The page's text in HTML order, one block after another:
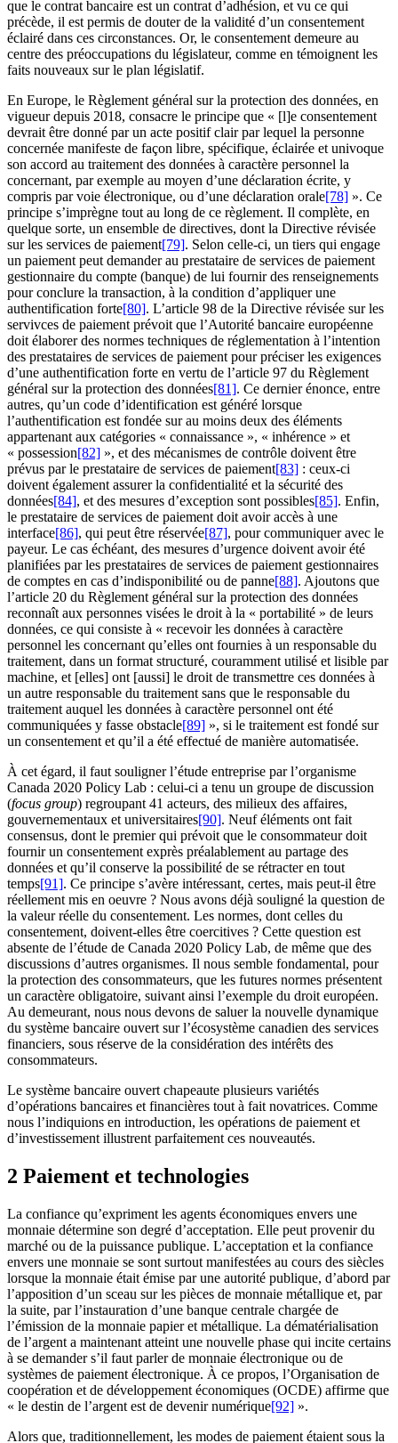
que le contrat bancaire est un contrat d’adhésion, et vu ce qui
précède, il est permis de douter de la validité d’un consentement
éclairé dans ces circonstances. Or, le consentement demeure au
centre des préoccupations du législateur, comme en témoignent les
faits nouveaux sur le plan législatif.
En Europe, le Règlement général sur la protection des données, en
vigueur depuis 2018, consacre le principe que « [l]e consentement
devrait être donné par un acte positif clair par lequel la personne
concernée manifeste de façon libre, spécifique, éclairée et univoque
son accord au traitement des données à caractère personnel la
concernant, par exemple au moyen d’une déclaration écrite, y
compris par voie électronique, ou d’une déclaration orale[78] ». Ce
principe s’imprègne tout au long de ce règlement. Il complète, en
quelque sorte, un ensemble de directives, dont la Directive révisée
sur les services de paiement[79]. Selon celle-ci, un tiers qui engage
un paiement peut demander au prestataire de services de paiement
gestionnaire du compte (banque) de lui fournir des renseignements
pour conclure la transaction, à la condition d’appliquer une
authentification forte[80]. L’article 98 de la Directive révisée sur les
servivces de paiement prévoit que l’Autorité bancaire européenne
doit élaborer des normes techniques de réglementation à l’intention
des prestataires de services de paiement pour préciser les exigences
d’une authentification forte en vertu de l’article 97 du Règlement
général sur la protection des données[81]. Ce dernier énonce, entre
autres, qu’un code d’identification est généré lorsque
l’authentification est fondée sur au moins deux des éléments
appartenant aux catégories « connaissance », « inhérence » et
« possession[82] », et des mécanismes de contrôle doivent être
prévus par le prestataire de services de paiement[83] : ceux-ci
doivent également assurer la confidentialité et la sécurité des
données[84], et des mesures d’exception sont possibles[85]. Enfin,
le prestataire de services de paiement doit avoir accès à une
interface[86], qui peut être réservée[87], pour communiquer avec le
payeur. Le cas échéant, des mesures d’urgence doivent avoir été
planifiées par les prestataires de services de paiement gestionnaires
de comptes en cas d’indisponibilité ou de panne[88]. Ajoutons que
l’article 20 du Règlement général sur la protection des données
reconnaît aux personnes visées le droit à la « portabilité » de leurs
données, ce qui consiste à « recevoir les données à caractère
personnel les concernant qu’elles ont fournies à un responsable du
traitement, dans un format structuré, couramment utilisé et lisible par
machine, et [elles] ont [aussi] le droit de transmettre ces données à
un autre responsable du traitement sans que le responsable du
traitement auquel les données à caractère personnel ont été
communiquées y fasse obstacle[89] », si le traitement est fondé sur
un consentement et qu’il a été effectué de manière automatisée.
À cet égard, il faut souligner l’étude entreprise par l’organisme
Canada 2020 Policy Lab : celui-ci a tenu un groupe de discussion
(focus group) regroupant 41 acteurs, des milieux des affaires,
gouvernementaux et universitaires[90]. Neuf éléments ont fait
consensus, dont le premier qui prévoit que le consommateur doit
fournir un consentement exprès préalablement au partage des
données et qu’il conserve la possibilité de se rétracter en tout
temps[91]. Ce principe s’avère intéressant, certes, mais peut-il être
réellement mis en oeuvre ? Nous avons déjà souligné la question de
la valeur réelle du consentement. Les normes, dont celles du
consentement, doivent-elles être coercitives ? Cette question est
absente de l’étude de Canada 2020 Policy Lab, de même que des
discussions d’autres organismes. Il nous semble fondamental, pour
la protection des consommateurs, que les futures normes présentent
un caractère obligatoire, suivant ainsi l’exemple du droit européen.
Au demeurant, nous nous devons de saluer la nouvelle dynamique
du système bancaire ouvert sur l’écosystème canadien des services
financiers, sous réserve de la considération des intérêts des
consommateurs.
Le système bancaire ouvert chapeaute plusieurs variétés
d’opérations bancaires et financières tout à fait novatrices. Comme
nous l’indiquions en introduction, les opérations de paiement et
d’investissement illustrent parfaitement ces nouveautés.
2 Paiement et technologies
La confiance qu’expriment les agents économiques envers une
monnaie détermine son degré d’acceptation. Elle peut provenir du
marché ou de la puissance publique. L’acceptation et la confiance
envers une monnaie se sont surtout manifestées au cours des siècles
lorsque la monnaie était émise par une autorité publique, d’abord par
l’apposition d’un sceau sur les pièces de monnaie métallique et, par
la suite, par l’instauration d’une banque centrale chargée de
l’émission de la monnaie papier et métallique. La dématérialisation
de l’argent a maintenant atteint une nouvelle phase qui incite certains
à se demander s’il faut parler de monnaie électronique ou de
systèmes de paiement électronique. À ce propos, l’Organisation de
coopération et de développement économiques (OCDE) affirme que
« le destin de l’argent est de devenir numérique[92] ».
Alors que, traditionnellement, les modes de paiement étaient sous la